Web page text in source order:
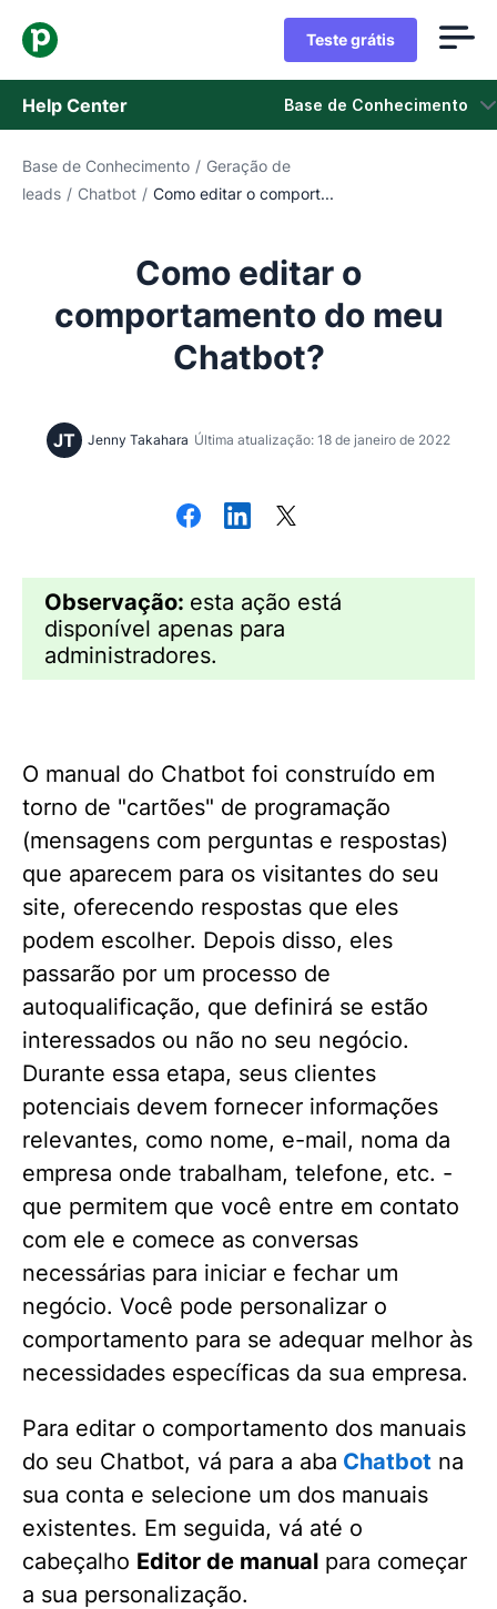
Teste grátis
Help Center Base de Conhecimento
Base de Conhecimento
Fale com o Suporte
Base de Conhecimento / Geração de
leads / Chatbot / Como editar o comport...
Como editar o
comportamento do meu
Chatbot?
JT Jenny Takahara Última atualização: 18 de janeiro de 2022
Observação: esta ação está
disponível apenas para
administradores.
O manual do Chatbot foi construído em
torno de "cartões" de programação
(mensagens com perguntas e respostas)
que aparecem para os visitantes do seu
site, oferecendo respostas que eles
podem escolher. Depois disso, eles
passarão por um processo de
autoqualificação, que definirá se estão
interessados ou não no seu negócio.
Durante essa etapa, seus clientes
potenciais devem fornecer informações
relevantes, como nome, e-mail, noma da
empresa onde trabalham, telefone, etc. -
que permitem que você entre em contato
com ele e comece as conversas
necessárias para iniciar e fechar um
negócio. Você pode personalizar o
comportamento para se adequar melhor às
necessidades específicas da sua empresa.
Para editar o comportamento dos manuais
do seu Chatbot, vá para a aba Chatbot na
sua conta e selecione um dos manuais
existentes. Em seguida, vá até o
cabeçalho Editor de manual para começar
a sua personalização.